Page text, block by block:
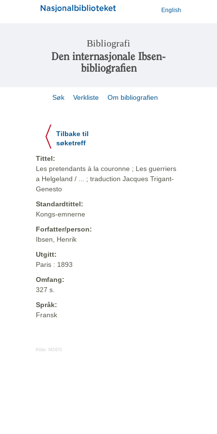
English
Bibliografi
Den internasjonale Ibsen-
bibliografien
Søk Verkliste Om bibliografien
Tilbake til
søketreff
Tittel:
Les pretendants à la couronne ; Les guerriers
a Helgeland / ... ; traduction Jacques Trigant-
Genesto
Standardtittel:
Kongs-emnerne
Forfatter/person:
Ibsen, Henrik
Utgitt:
Paris : 1893
Omfang:
327 s.
Språk:
Fransk
Kilde: MODS